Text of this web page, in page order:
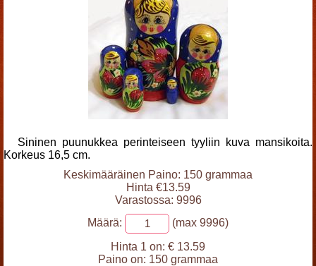
Sininen puunukkea perinteiseen tyyliin kuva mansikoita.
Korkeus 16,5 cm.
Keskimääräinen Paino: 150 grammaa
Hinta €13.59
Varastossa: 9996
Määrä:
(max 9996)
Hinta 1 on: € 13.59
Paino on: 150 grammaa